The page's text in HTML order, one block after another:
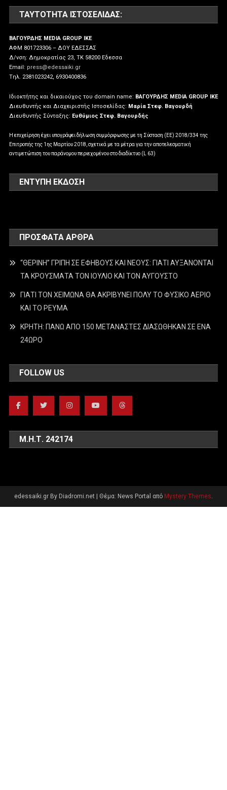
ΤΑΥΤΌΤΗΤΑ ΙΣΤΟΣΕΛΊΔΑΣ:
ΒΑΓΟΥΡΔΗΣ MEDIA GROUP IKE
ΑΦΜ 801723306 – ΔΟΥ ΕΔΕΣΣΑΣ
Δ/νση: Δημοκρατίας 23, ΤΚ 58200 Εδεσσα
Email: press@edessaiki.gr
Tηλ. 2381023242, 6930400836
Ιδιοκτήτης και δικαιούχος του domain name: ΒΑΓΟΥΡΔΗΣ MEDIA GROUP IKE
Διευθυντής και Διαχειριστής Ιστοσελίδας: Μαρία Στεφ. Βαγουρδή
Διευθυντής Σύνταξης: Ευθύμιος Στεφ. Βαγουρδής
Η επιχείρηση έχει υπογράψει δήλωση συμμόρφωσης με τη Σύσταση (ΕΕ) 2018/334 της
Επιτροπής της 1ης Μαρτίου 2018, σχετικά με τα μέτρα για την αποτελεσματική
αντιμετώπιση του παράνομου περιεχομένου στο διαδίκτυο (L 63)
ΕΝΤΥΠΗ ΕΚΔΟΣΗ
ΠΡΌΣΦΑΤΑ ΆΡΘΡΑ
“ΘΕΡΙΝΗ” ΓΡΙΠΗ ΣΕ ΕΦΗΒΟΥΣ ΚΑΙ ΝΕΟΥΣ: ΓΙΑΤΙ ΑΥΞΑΝΟΝΤΑΙ
ΤΑ ΚΡΟΥΣΜΑΤΑ ΤΟΝ ΙΟΥΛΙΟ ΚΑΙ ΤΟΝ ΑΥΓΟΥΣΤΟ
ΓΙΑΤΙ ΤΟΝ ΧΕΙΜΩΝΑ ΘΑ ΑΚΡΙΒΥΝΕΙ ΠΟΛΥ ΤΟ ΦΥΣΙΚΟ ΑΕΡΙΟ
ΚΑΙ ΤΟ ΡΕΥΜΑ
ΚΡΗΤΗ: ΠΑΝΩ ΑΠΟ 150 ΜΕΤΑΝΑΣΤΕΣ ΔΙΑΣΩΘΗΚΑΝ ΣΕ ΕΝΑ
24ΩΡΟ
FOLLOW US
Μ.Η.Τ. 242174
edessaiki.gr By Diadromi.net Θέμα: News Portal από Mystery Themes.